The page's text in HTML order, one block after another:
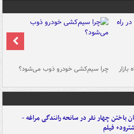
چرا سیم‌کشی خودرو ذوب می‌شود؟
باختن چهار نفر در سانحه رانندگی مراغه -
فیلم